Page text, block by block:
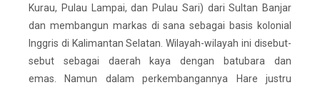
Kurau, Pulau Lampai, dan Pulau Sari) dari Sultan Banjar
dan membangun markas di sana sebagai basis kolonial
Inggris di Kalimantan Selatan. Wilayah-wilayah ini disebut-
sebut sebagai daerah kaya dengan batubara dan
emas. Namun dalam perkembangannya Hare justru